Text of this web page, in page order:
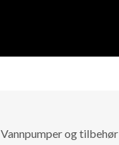
Vannpumper og tilbehør